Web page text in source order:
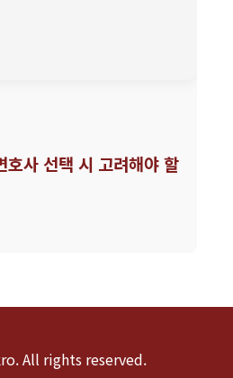
호사 선택 시 고려해야 할
All rights reserved.